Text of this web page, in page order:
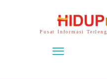
Pusat Informasi